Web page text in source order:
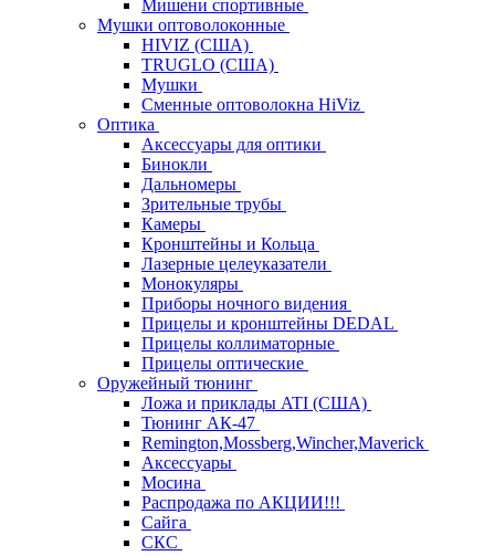
Мишени спортивные
Мушки оптоволоконные
HIVIZ (США)
TRUGLO (США)
Мушки
Сменные оптоволокна HiViz
Оптика
Аксессуары для оптики
Бинокли
Дальномеры
Зрительные трубы
Камеры
Кронштейны и Кольца
Лазерные целеуказатели
Монокуляры
Приборы ночного видения
Прицелы и кронштейны DEDAL
Прицелы коллиматорные
Прицелы оптические
Оружейный тюнинг
Ложа и приклады ATI (США)
Тюнинг АК-47
Remington,Mossberg,Wincher,Maverick
Аксессуары
Мосина
Распродажа по АКЦИИ!!!
Сайга
СКС